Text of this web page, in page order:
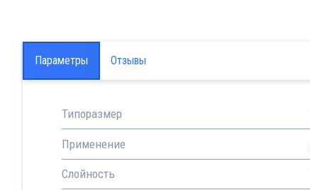
Параметры Отзывы
Типоразмер
Применение
Слойность